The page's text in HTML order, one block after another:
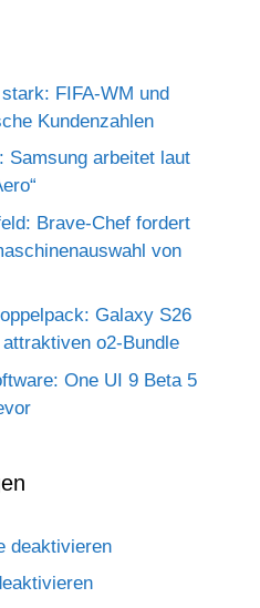
FIFA-WM und
Kundenzahlen
Samsung arbeitet laut
Brave-Chef fordert
von
Galaxy S26
o2-Bundle
One UI 9 Beta 5
deaktivieren